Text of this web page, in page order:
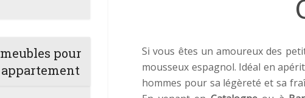
pour
Si vous êtes un amoureux des
mousseux espagnol. Idéal en
hommes pour sa légèreté et sa